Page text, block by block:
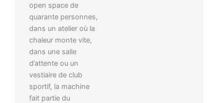
open space de
quarante personnes,
dans un atelier où la
chaleur monte vite,
dans une salle
d’attente ou un
vestiaire de club
sportif, la machine
fait partie du